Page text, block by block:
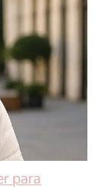
para